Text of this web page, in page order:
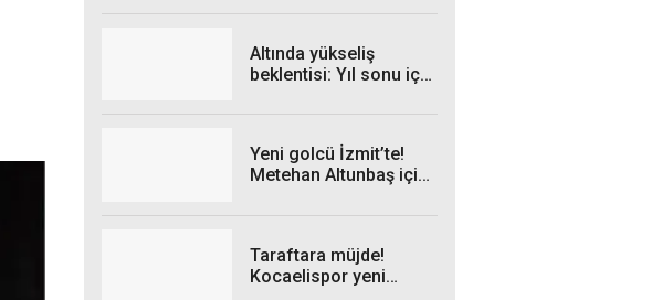
Altında yükseliş
beklentisi: Yıl sonu için
Yeni golcü İzmit’te!
Metehan Altunbaş için
Taraftara müjde!
Kocaelispor yeni